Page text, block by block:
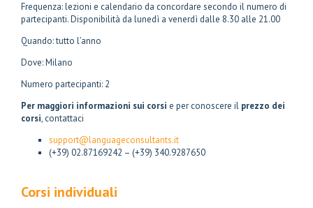
Frequenza: lezioni e calendario da concordare secondo il numero di
partecipanti. Disponibilità da lunedì a venerdì dalle 8.30 alle 21.00
Quando: tutto l’anno
Dove: Milano
Numero partecipanti: 2
Per maggiori informazioni sui corsi e per conoscere il prezzo dei
corsi, contattaci
support@languageconsultants.it
(+39) 02.87169242 – (+39) 340.9287650
Corsi individuali